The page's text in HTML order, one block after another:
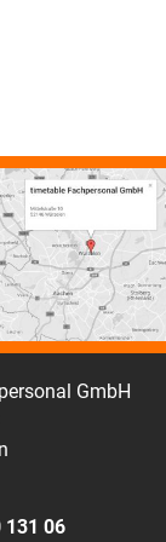
GmbH
131 06